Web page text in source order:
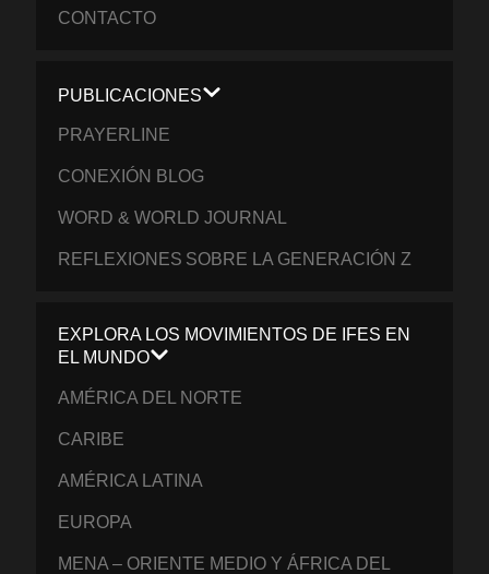
CONTACTO
PUBLICACIONES
PRAYERLINE
CONEXIÓN BLOG
WORD & WORLD JOURNAL
REFLEXIONES SOBRE LA GENERACIÓN Z
EXPLORA LOS MOVIMIENTOS DE IFES EN
EL MUNDO
AMÉRICA DEL NORTE
CARIBE
AMÉRICA LATINA
EUROPA
MENA – ORIENTE MEDIO Y ÁFRICA DEL